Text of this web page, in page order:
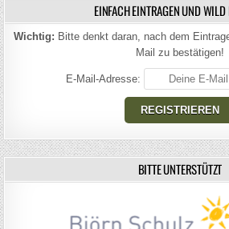
EINFACH EINTRAGEN UND
Wichtig: Bitte denkt daran, nach dem
Mail zu bestätigen!
E-Mail-Adresse:
BITTE UNTERSTÜTZT